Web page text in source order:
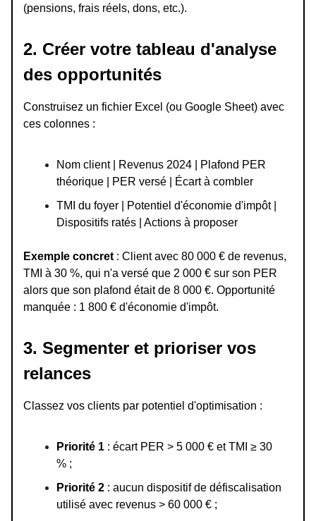
(pensions, frais réels, dons, etc.).
2. Créer votre tableau d'analyse
des opportunités
Construisez un fichier Excel (ou Google Sheet) avec
ces colonnes :
Nom client | Revenus 2024 | Plafond PER
théorique | PER versé | Écart à combler
TMI du foyer | Potentiel d'économie d'impôt |
Dispositifs ratés | Actions à proposer
Exemple concret : Client avec 80 000 € de revenus,
TMI à 30 %, qui n'a versé que 2 000 € sur son PER
alors que son plafond était de 8 000 €. Opportunité
manquée : 1 800 € d'économie d'impôt.
3. Segmenter et prioriser vos
relances
Classez vos clients par potentiel d'optimisation :
Priorité 1 : écart PER > 5 000 € et TMI ≥ 30
% ;
Priorité 2 : aucun dispositif de défiscalisation
utilisé avec revenus > 60 000 € ;